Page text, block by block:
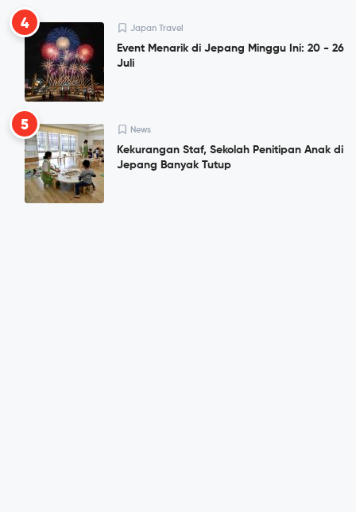
4 Japan Travel
Event Menarik di Jepang Minggu Ini: 20 - 26
Juli
5 News
Kekurangan Staf, Sekolah Penitipan Anak di
Jepang Banyak Tutup